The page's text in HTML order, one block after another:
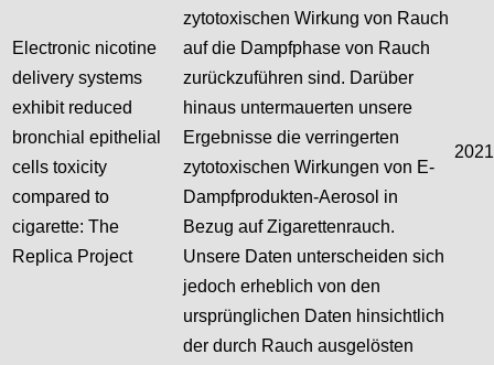
Electronic nicotine
delivery systems
exhibit reduced
bronchial epithelial
cells toxicity
compared to
cigarette: The
Replica Project
zytotoxischen Wirkung von Rauch
auf die Dampfphase von Rauch
zurückzuführen sind. Darüber
hinaus untermauerten unsere
Ergebnisse die verringerten
zytotoxischen Wirkungen von E-
Dampfprodukten-Aerosol in
Bezug auf Zigarettenrauch.
Unsere Daten unterscheiden sich
jedoch erheblich von den
ursprünglichen Daten hinsichtlich
der durch Rauch ausgelösten
2021